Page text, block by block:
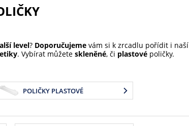
level? Doporučujemevám si k zrcadlu pořídit i naší
. Vybírat můžete skleněné, či plastovépoličky.
POLIČKY PLASTOVÉ